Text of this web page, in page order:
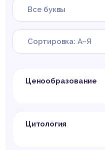
Ценообразование
Цитология